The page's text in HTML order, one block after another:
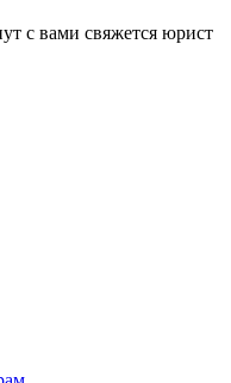
с вами свяжется юрист